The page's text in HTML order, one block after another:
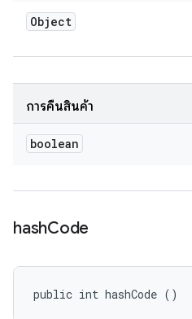
Object
การคืนสินค้า
boolean
hashCode
public int hashCode ()